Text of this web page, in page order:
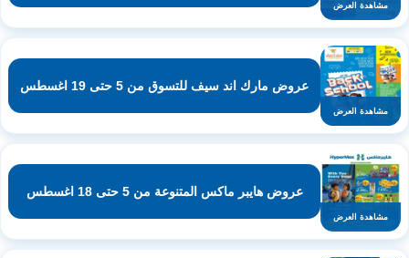
مشاهدة العرض
مشاهدة العرض
عروض مارك اند سيف للتسوق من 5 حتى 19 اغسطس
مشاهدة العرض
عروض هايبر ماكس المتنوعة من 5 حتى 18 اغسطس